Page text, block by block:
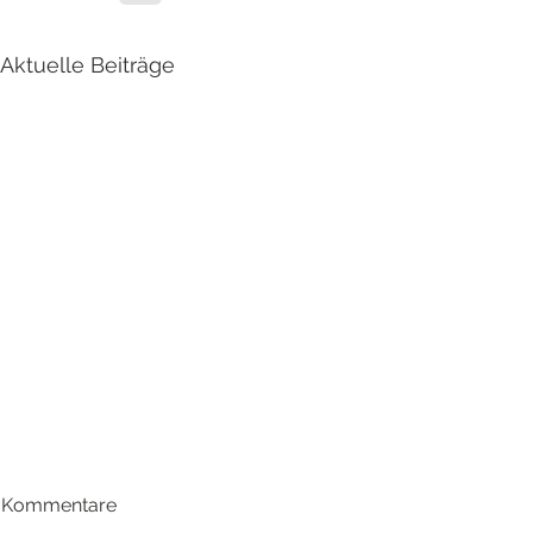
Aktuelle Beiträge
Kommentare